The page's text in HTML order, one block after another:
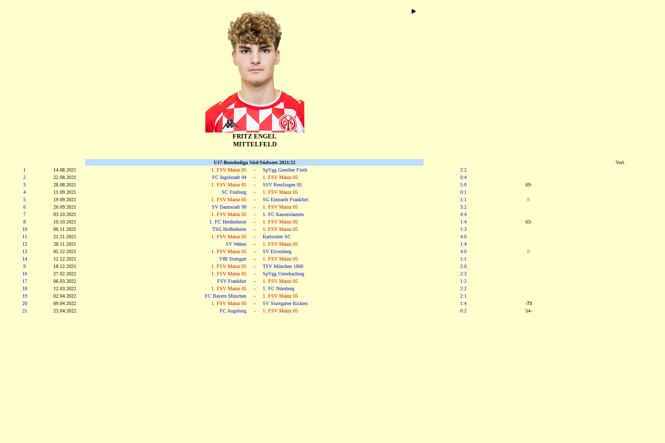
FRITZ ENGEL
MITTELFELD
U17-Bundesliga Süd/Südwest 2021/22
Vorl.
1
14.08.2021 1. FSV Mainz 05 - SpVgg Greuther Fürth
2:2
2
22.08.2021 FC Ingolstadt 04 - 1. FSV Mainz 05
0:4
3
28.08.2021 1. FSV Mainz 05 - SSV Reutlingen 05 5:0
69-
4
11.09.2021 SC Freiburg - 1. FSV Mainz 05
0:1
5
19.09.2021 1. FSV Mainz 05 - SG Eintracht Frankfurt 1:1
R
6
26.09.2021 SV Darmstadt 98 - 1. FSV Mainz 05
3:2
7
03.10.2021 1. FSV Mainz 05 - 1. FC Kaiserslautern
4:4
8
10.10.2021 1. FC Heidenheim - 1. FSV Mainz 05 1:4
63-
10
06.11.2021 TSG Hoffenheim - 1. FSV Mainz 05
1:3
11
21.11.2021 1. FSV Mainz 05 - Karlsruher SC
4:0
12
28.11.2021 SV Wehen - 1. FSV Mainz 05
1:4
13
05.12.2021 1. FSV Mainz 05 - SV Elversberg 4:0
R
14
12.12.2021 VfB Stuttgart - 1. FSV Mainz 05
1:1
9
18.12.2021 1. FSV Mainz 05 - TSV München 1860
2:0
16
27.02.2022 1. FSV Mainz 05 - SpVgg Unterhaching
2:3
17
06.03.2022 FSV Frankfurt - 1. FSV Mainz 05
1:2
18
12.03.2022 1. FSV Mainz 05 - 1. FC Nürnberg
2:2
19
02.04.2022 FC Bayern München - 1. FSV Mainz 05
2:1
20
09.04.2022 1. FSV Mainz 05 - SV Stuttgarter Kickers 1:4
-73
21
23.04.2022 FC Augsburg - 1. FSV Mainz 05 0:2 54-